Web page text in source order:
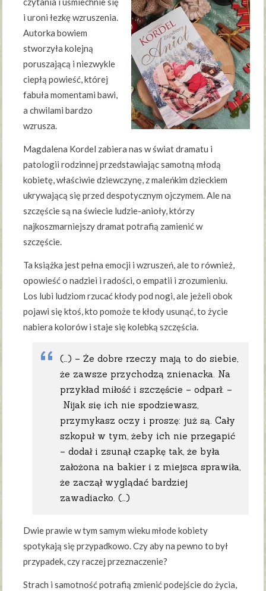
i uroni łezkę wzruszenia.
Autorka bowiem
stworzyła kolejną
poruszającą i niezwykle
ciepłą powieść, której
fabuła momentami bawi,
a chwilami bardzo
wzrusza.
Magdalena Kordel zabiera nas w świat dramatu i
patologii rodzinnej przedstawiając samotną młodą
kobietę, właściwie dziewczynę, z maleńkim dzieckiem
ukrywającą się przed despotycznym ojczymem. Ale na
szczęście są na świecie ludzie-anioły, którzy
najkoszmarniejszy dramat potrafią zamienić w
szczęście.
Ta książka jest pełna emocji i wzruszeń, ale to również,
opowieść o nadziei i radości, o empatii i zrozumieniu.
Los lubi ludziom rzucać kłody pod nogi, ale jeżeli obok
pojawi się ktoś, kto pomoże te kłody usunąć, to życie
nabiera kolorów i staje się kolebką szczęścia.
(…) – Że dobre rzeczy mają to do siebie,
że zawsze przychodzą znienacka. Na
przykład miłość i szczęście – odparł. –
Nijak się ich nie spodziewasz,
przymykasz oczy i proszę: już są. Cały
szkopuł w tym, żeby ich nie przegapić
– dodał i zsunął czapkę tak, że była
założona na bakier i z miejsca sprawiła,
że zaczął wyglądać bardziej
zawadiacko. (…)
Dwie prawie w tym samym wieku młode kobiety
spotykają się przypadkowo. Czy aby na pewno to był
przypadek, czy raczej przeznaczenie?
Strach i samotność potrafią zmienić podejście do życia,